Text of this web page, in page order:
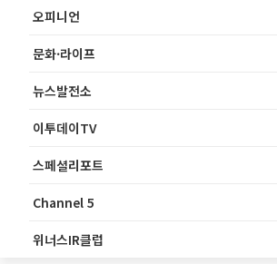
오피니언
문화·라이프
뉴스발전소
이투데이TV
스페셜리포트
Channel 5
위너스IR클럽